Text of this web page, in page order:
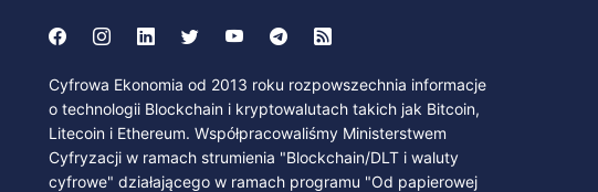
Cyfrowa Ekonomia od 2013 roku rozpowszechnia informacje
o technologii Blockchain i kryptowalutach takich jak Bitcoin,
Litecoin i Ethereum. Współpracowaliśmy Ministerstwem
Cyfryzacji w ramach strumienia "Blockchain/DLT i waluty
cyfrowe" działającego w ramach programu "Od papierowej